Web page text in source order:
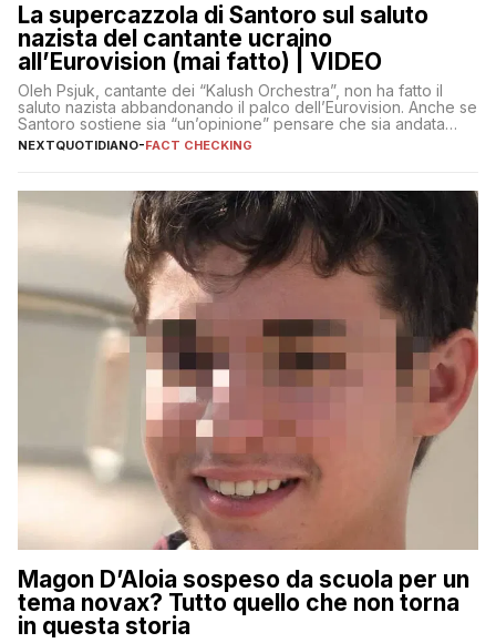
La supercazzola di Santoro sul saluto
nazista del cantante ucraino
all’Eurovision (mai fatto) | VIDEO
Oleh Psjuk, cantante dei “Kalush Orchestra”, non ha fatto il
saluto nazista abbandonando il palco dell’Eurovision. Anche se
Santoro sostiene sia “un’opinione” pensare che sia andata
così
NEXTQUOTIDIANO-FACT CHECKING
Magon D’Aloia sospeso da scuola per un
tema novax? Tutto quello che non torna
in questa storia